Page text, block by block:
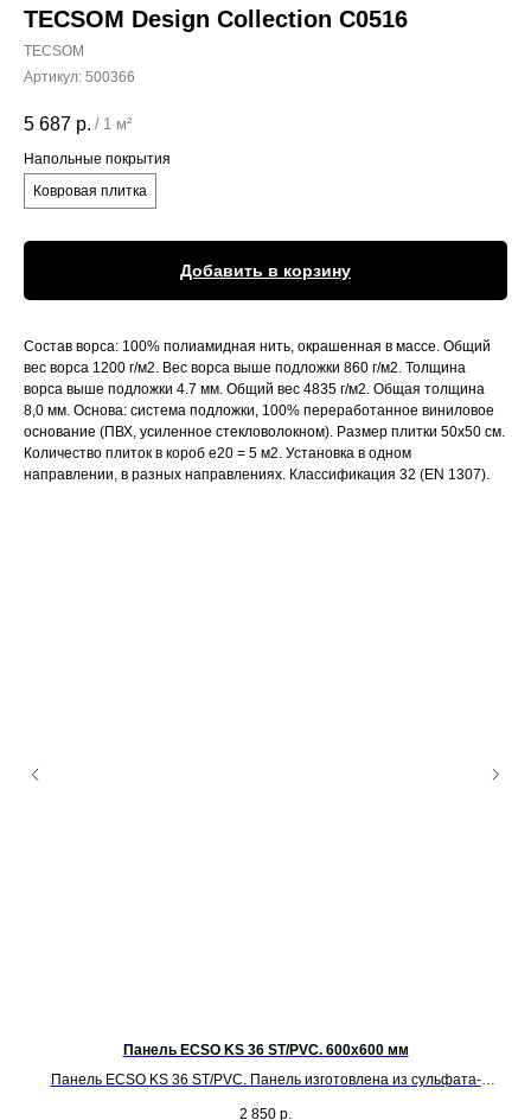
TECSOM Design Collection C0516
TECSOM
Артикул: 500366
5 687 р. / 1 м²
Напольные покрытия
Ковровая плитка
Добавить в корзину
Состав ворса: 100% полиамидная нить, окрашенная в массе. Общий
вес ворса 1200 г/м2. Вес ворса выше подложки 860 г/м2. Толщина
ворса выше подложки 4.7 мм. Общий вес 4835 г/м2. Общая толщина
8,0 мм. Основа: система подложки, 100% переработанное виниловое
основание (ПВХ, усиленное стекловолокном). Размер плитки 50x50 см.
Количество плиток в короб е20 = 5 м2. Установка в одном
направлении, в разных направлениях. Классификация 32 (EN 1307).
Панель ECSO KS 36 ST/PVC. 600х600 мм
Панель ECSO KS 36 ST/PVC. Панель изготовлена из сульфата-
2 850 р.